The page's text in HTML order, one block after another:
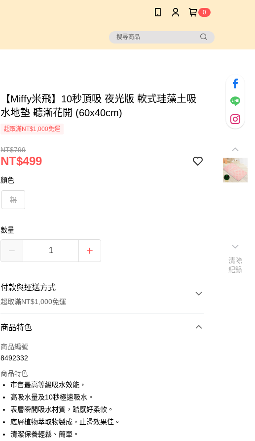
0
【Miffy米飛】10秒頂吸 夜光版 軟式珪藻土吸
水地墊 聽漸花開 (60x40cm)
超取滿NT$1,000免運
NT$799
NT$499
顏色
粉
數量
付款與運送方式
超取滿NT$1,000免運
付款方式
信用卡一次付款
LINE Pay
Apple Pay
街口支付
悠遊付
商品特色
商品編號
8492332
商品特色
市售最高等級吸水效能，
高吸水量及10秒極速吸水。
表層瞬間吸水材質，踏感好柔軟。
底層植物萃取物製成，止滑效果佳。
清潔保養輕鬆、簡單。
清除
紀錄